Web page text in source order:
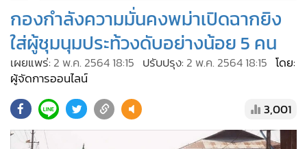
ผู้จัดการรายวัน
• คอลัมนิสต์
• ละคร
• CbizReview
• ผู้จัดกวน
•
Good health & Well-being
กองกำลังความมั่นคงพม่าเปิดฉากยิง
ใส่ผู้ชุมนุมประท้วงดับอย่างน้อย 5 คน
เผยแพร่: 2 พ.ค. 2564 18:15 ปรับปรุง: 2 พ.ค. 2564 18:15 โดย:
ผู้จัดการออนไลน์
3,001